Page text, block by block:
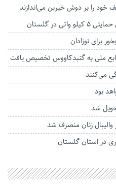
خود را بر دوش خیرین می‌اندازند
در گلستان
برای نوزادان
بود
والیبال زنان منصرف شد